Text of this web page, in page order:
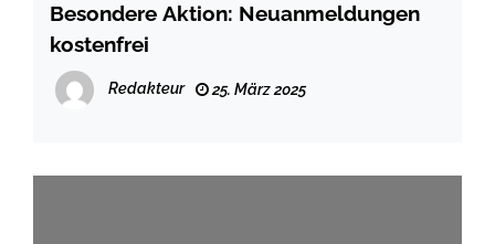
Besondere Aktion: Neuanmeldungen
kostenfrei
Redakteur 25. März 2025